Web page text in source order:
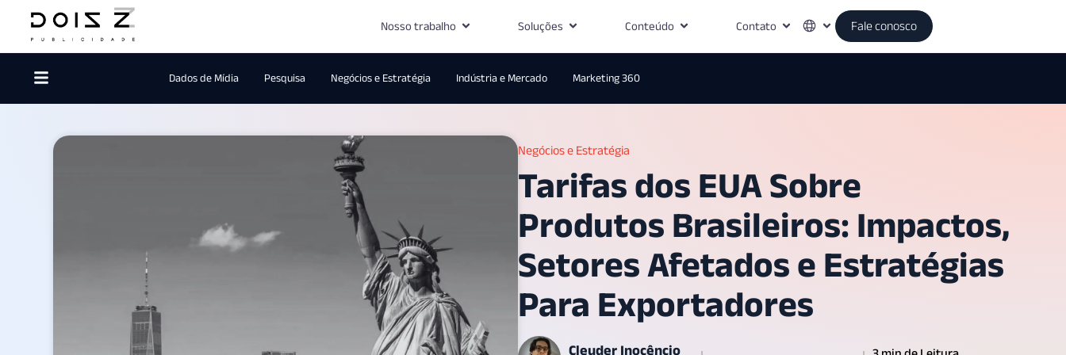
Nosso trabalho Soluções Conteúdo Contato Fale conosco
Dados de Mídia Pesquisa Negócios e Estratégia Indústria e Mercado Marketing 360
Negócios e Estratégia
Tarifas dos EUA Sobre
Produtos Brasileiros: Impactos,
Setores Afetados e Estratégias
Para Exportadores
Cleuder Inocêncio